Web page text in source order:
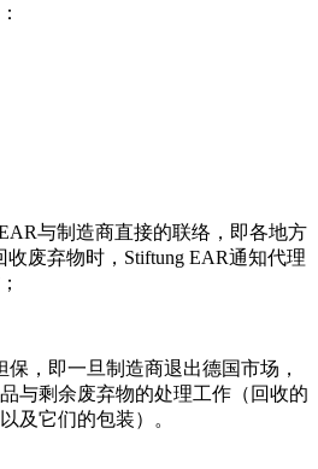
与制造商直接的联络，即各地方
收废弃物时，Stiftung EAR通知代理
，即一旦制造商退出德国市场，
与剩余废弃物的处理工作（回收的
及它们的包装）。